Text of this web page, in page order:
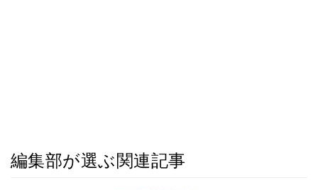
編集部が選ぶ関連記事